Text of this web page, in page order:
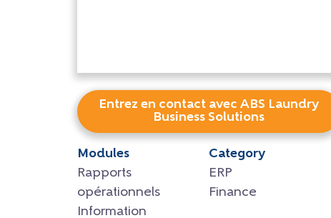
Entrez en contact avec ABS Laundry
Business Solutions
Modules
Rapports
opérationnels
Information
Category
ERP
Finance